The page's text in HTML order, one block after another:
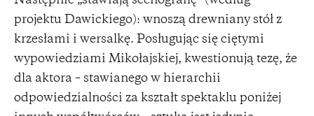
projektu Dawickiego): wnoszą drewniany stół z
krzesłami i wersalkę. Posługując się ciętymi
wypowiedziami Mikołajskiej, kwestionują tezę, że
dla aktora – stawianego w hierarchii
odpowiedzialności za kształt spektaklu poniżej